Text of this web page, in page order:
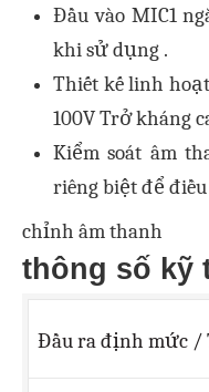
Đầu vào MIC1
khi sử dụng .
Thiết kế linh
100V Trở kháng
Kiểm soát âm
riêng biệt để điều
chỉnh âm thanh
thông số kỹ
Đầu ra định mức /